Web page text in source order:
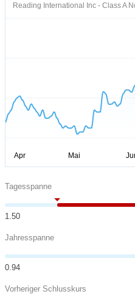
Reading International Inc - Class A
Tagesspanne
1.50
Jahresspanne
0.94
Vorheriger Schlusskurs